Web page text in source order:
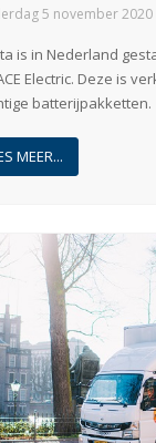
5 november 2020
is in Nederland
Electric. Deze is
batterijpakketten.
MEER...